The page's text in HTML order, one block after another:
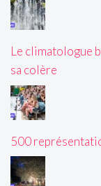
Le climatologue
sa colère
500